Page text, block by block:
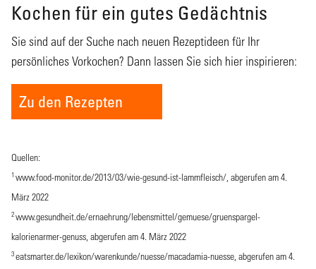
Kochen für ein gutes Gedächtnis
Sie sind auf der Suche nach neuen Rezeptideen für Ihr
persönliches Vorkochen? Dann lassen Sie sich hier inspirieren:
Zu den Rezepten
Quellen:
1 www.food-monitor.de/2013/03/wie-gesund-ist-lammfleisch/, abgerufen am 4.
März 2022
2www.gesundheit.de/ernaehrung/lebensmittel/gemuese/gruenspargel-
kalorienarmer-genuss, abgerufen am 4. März 2022
3eatsmarter.de/lexikon/warenkunde/nuesse/macadamia-nuesse, abgerufen am 4.